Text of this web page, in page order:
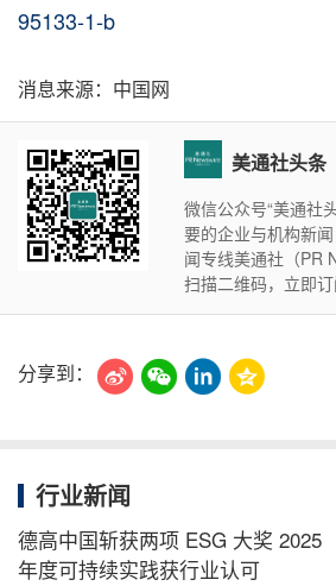
95133-1-b
消息来源：中国网
美通社头条
微信公众号“美通社
要的企业与机构新
闻专线美通社（PR
扫描二维码，立即订
分享到：
行业新闻
德高中国斩获两项 ESG 大奖 2025
年度可持续实践获行业认可